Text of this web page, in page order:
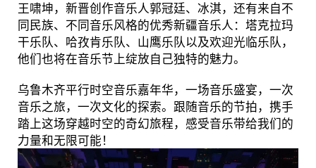
王啸坤，新晋创作音乐人郭冠廷、冰淇，还有来自不
同民族、不同音乐风格的优秀新疆音乐人：塔克拉玛
干乐队、哈孜肯乐队、山鹰乐队以及欢迎光临乐队，
他们也将在音乐节上绽放自己独特的魅力。
乌鲁木齐平行时空音乐嘉年华，一场音乐盛宴，一次
音乐之旅，一次文化的探索。跟随音乐的节拍，携手
踏上这场穿越时空的奇幻旅程，感受音乐带给我们的
力量和无限可能！